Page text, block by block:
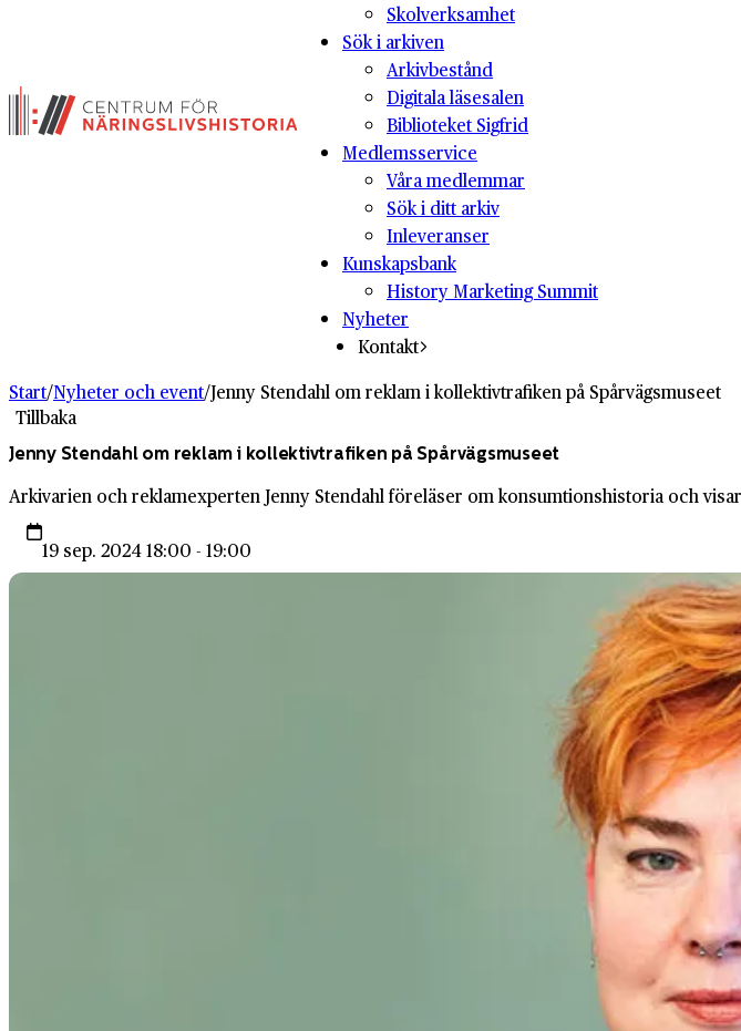
Skolverksamhet
Sök i arkiven
Arkivbestånd
Digitala läsesalen
Biblioteket Sigfrid
Medlemsservice
Våra medlemmar
Sök i ditt arkiv
Inleveranser
Kunskapsbank
History Marketing Summit
Nyheter
Kontakt
Start/Nyheter och event/Jenny Stendahl om reklam i kollektivtrafiken på Spårvägsmuseet
Tillbaka
Jenny Stendahl om reklam i kollektivtrafiken på Spårvägsmuseet
Arkivarien och reklamexperten Jenny Stendahl föreläser om konsumtionshistoria och
19 sep. 2024 18:00 - 19:00